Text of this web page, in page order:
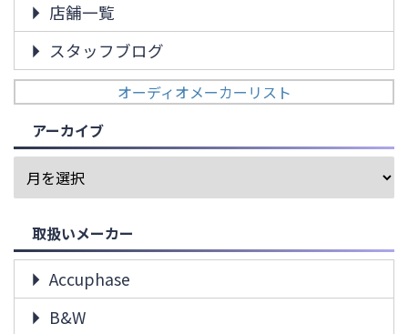
店舗一覧
スタッフブログ
オーディオメーカーリスト
アーカイブ
取扱いメーカー
Accuphase
B&W